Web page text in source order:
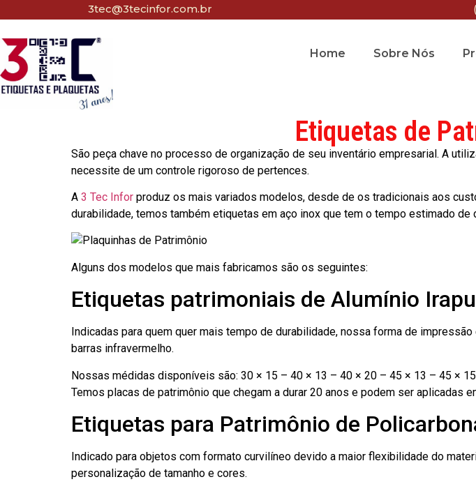
3tec@3tecinfor.com.br
Home Sobre Nós
Etiquetas de
São peça chave no processo de organização de seu inventário empresarial. A
necessite de um controle rigoroso de pertences.
A 3 Tec Infor produz os mais variados modelos, desde de os tradicionais aos
durabilidade, temos também etiquetas em aço inox que tem o tempo estimado de
Alguns dos modelos que mais fabricamos são os seguintes:
Etiquetas patrimoniais de Alumínio
Indicadas para quem quer mais tempo de durabilidade, nossa forma de
barras infravermelho.
Nossas médidas disponíveis são: 30 × 15 – 40 × 13 – 40 × 20 – 45 × 13 – 45 ×
Temos placas de patrimônio que chegam a durar 20 anos e podem ser aplicadas
Etiquetas para Patrimônio de
Indicado para objetos com formato curvilíneo devido a maior flexibilidade do
personalização de tamanho e cores.